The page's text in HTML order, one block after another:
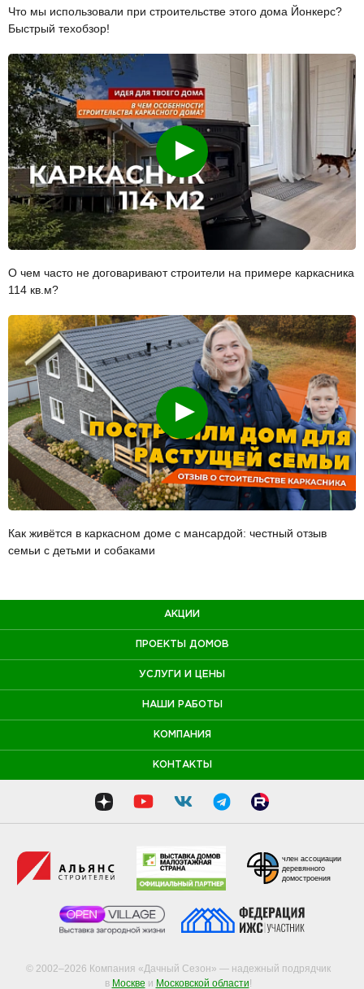
Что мы использовали при строительстве этого дома Йонкерс?
Быстрый техобзор!
Смотреть
О чем часто не договаривают строители на примере каркасника
114 кв.м?
Смотреть
Как живётся в каркасном доме с мансардой: честный отзыв
семьи с детьми и собаками
АКЦИИ
ПРОЕКТЫ ДОМОВ
УСЛУГИ И ЦЕНЫ
НАШИ РАБОТЫ
КОМПАНИЯ
КОНТАКТЫ
© 2002–2026 Компания «Дачный Сезон» — надежный подрядчик
в Москве и Московской области!
член ассоциации
деревянного
домостроения